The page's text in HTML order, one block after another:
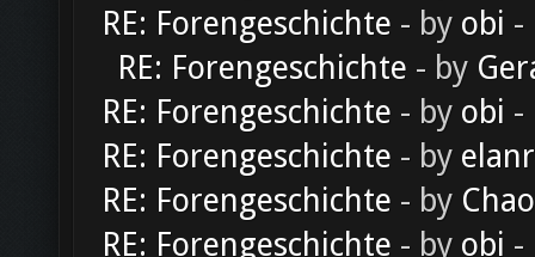
RE: Forengeschichte - by obi -
RE: Forengeschichte - by
RE: Forengeschichte - by obi -
RE: Forengeschichte - by
RE: Forengeschichte - by
RE: Forengeschichte - by obi -